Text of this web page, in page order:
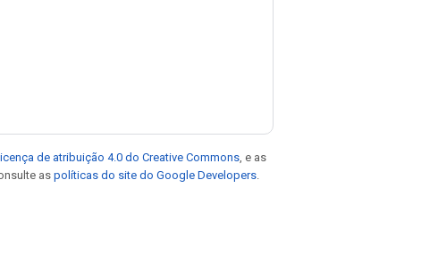
de atribuição 4.0 do Creative Commons , e as
aspolíticas do site do Google Developers